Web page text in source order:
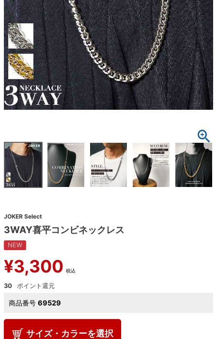
JOKER Select
3WAY喜平コンビネックレス
NEW
¥3,300 税込
30
商品番号 69529
サイズ・カラーを選択